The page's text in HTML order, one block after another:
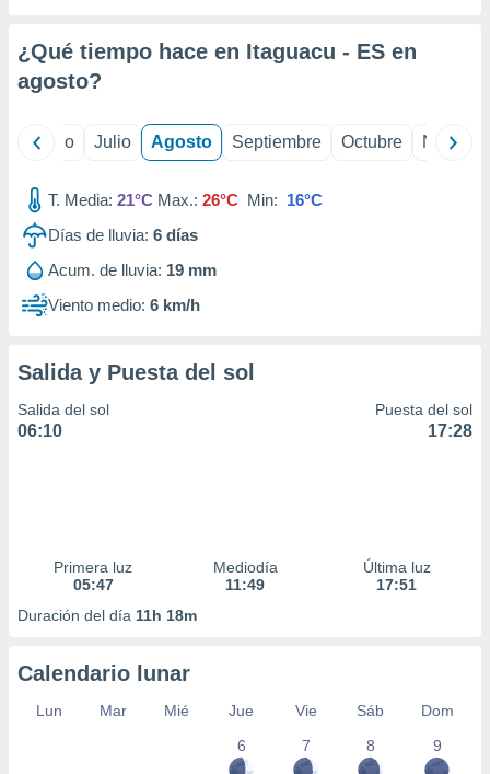
e
de
¿Qué tiempo hace en Itaguacu - ES en
agosto?
Junio Julio Agosto Septiembre Octubre
T. Media: 21°C Max.: 26°C Min: 16°C
Días de lluvia: 6 días
Acum. de lluvia: 19 mm
Viento medio: 6 km/h
Salida y Puesta del sol
Salida del sol
06:10
Puesta del sol
17:28
Primera luz
05:47
Mediodía
11:49
Última luz
17:51
Duración del día 11h 18m
Calendario lunar
Lun Mar Mié Jue Vie Sáb
Dom
6
7 8 9